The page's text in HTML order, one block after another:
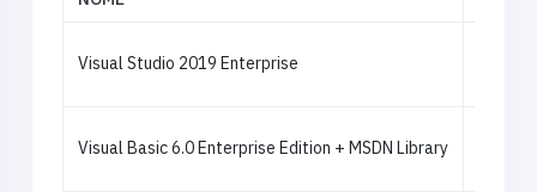
Visual Studio 2019 Enterprise
Visual Basic 6.0 Enterprise Edition + MSDN Library